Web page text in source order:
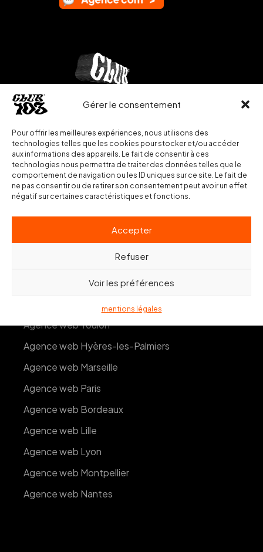
Gérer le consentement
Pour offrir les meilleures expériences, nous utilisons des
technologies telles que les cookies pour stocker et/ou accéder
aux informations des appareils. Le fait de consentir à ces
technologies nous permettra de traiter des données telles que le
comportement de navigation ou les ID uniques sur ce site. Le fait de
ne pas consentir ou de retirer son consentement peut avoir un effet
négatif sur certaines caractéristiques et fonctions.
Accepter
Refuser
Voir les préférences
mentions légales
Agence web Toulon
Agence web Hyères-les-Palmiers
Agence web Marseille
Agence web Paris
Agence web Bordeaux
Agence web Lille
Agence web Lyon
Agence web Montpellier
Agence web Nantes